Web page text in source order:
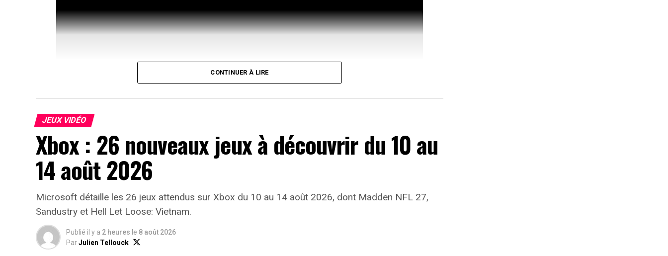
La maîtrise de l’Esprit rejoint Titan Quest II
Cette nouvelle spécialisation permet de faire appel aux forces des Enfers, notamment en
invoquant des ombres de défunts et en lançant des sorts surnaturels. Certaines capacités
puisent directement dans la force vitale du personnage.
CONTINUER À LIRE
JEUX VIDÉO
Xbox : 26 nouveaux jeux à découvrir du 10 au
14 août 2026
Microsoft détaille les 26 jeux attendus sur Xbox du 10 au 14 août 2026, dont Madden NFL 27,
Sandustry et Hell Let Loose: Vietnam.
Publié il y a 2 heures le 8 août 2026
ParJulien Tellouck